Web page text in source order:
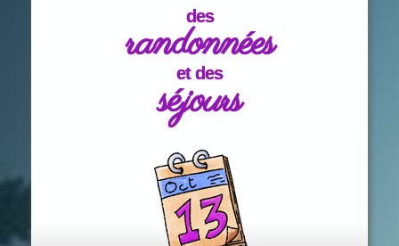
des
randonnées
et des
séjours